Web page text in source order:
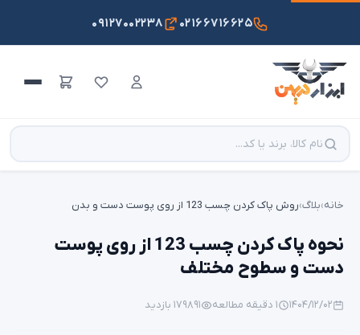
۰۲۱۶۶۷۱۶۶۲۵ ۰۹۱۲۷۰۰۲۲۳۸
خانه›بلاگ›روش پاک کردن چسب 123 از روی پوست دست و بدن
نحوه پاک کردن چسب 123 از روی پوست
دست و سطوح مختلف
۱۴۰۴/۱۲/۰۲ ۱ دقیقه مطالعه ۱۷۹۸۹۱ بازدید